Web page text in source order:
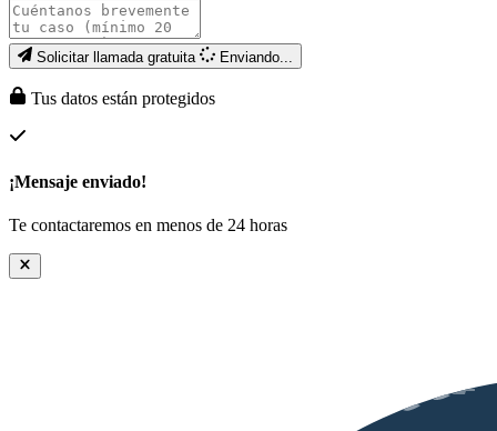
Solicitar llamada gratuita Enviando...
Tus datos están protegidos
¡Mensaje enviado!
Te contactaremos en menos de 24 horas